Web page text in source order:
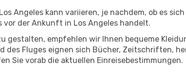
Angeles kann variieren, je nachdem, ob es
vor der Ankunft in Los Angeles handelt.
gestalten, empfehlen wir Ihnen bequeme
Fluges eignen sich Bücher, Zeitschriften,
Sie vorab die aktuellen Einreisebestimmungen.